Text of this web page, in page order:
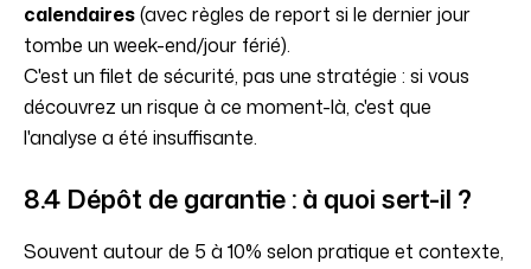
calendaires(avec règles de report si le dernier jour
tombe un week-end/jour férié).
C'est un filet de sécurité, pas une stratégie : si vous
découvrez un risque à ce moment-là, c'est que
l'analyse a été insuffisante.
8.4 Dépôt de garantie : à quoi sert-il ?
Souvent autour de 5 à 10% selon pratique et contexte,